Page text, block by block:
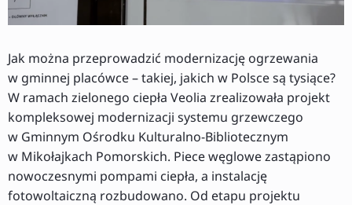
Jak można przeprowadzić modernizację ogrzewania
w gminnej placówce – takiej, jakich w Polsce są tysiące?
W ramach zielonego ciepła Veolia zrealizowała projekt
kompleksowej modernizacji systemu grzewczego
w Gminnym Ośrodku Kulturalno-Bibliotecznym
w Mikołajkach Pomorskich. Piece węglowe zastąpiono
nowoczesnymi pompami ciepła, a instalację
fotowoltaiczną rozbudowano. Od etapu projektu